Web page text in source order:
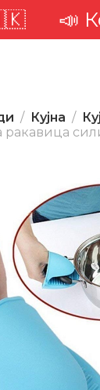
📣
Кујна
ракавица